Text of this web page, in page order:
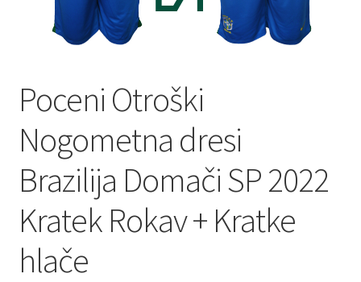
Poceni Otroški
Nogometna dresi
Brazilija Domači SP 2022
Kratek Rokav + Kratke
hlače